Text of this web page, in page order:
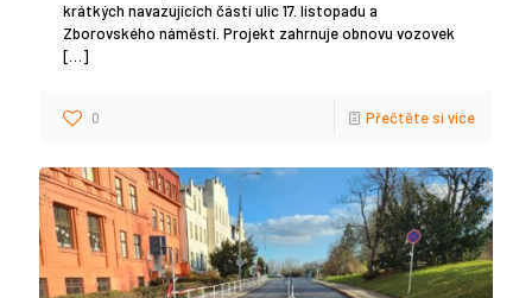
krátkých navazujících částí ulic 17. listopadu a
Zborovského náměstí. Projekt zahrnuje obnovu vozovek
[…]
0 Přečtěte si více